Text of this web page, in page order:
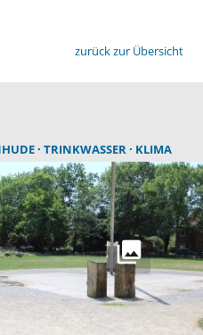
zurück zur Übersicht
TRINKWASSER KLIMA